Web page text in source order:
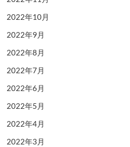
2022年10月
2022年9月
2022年8月
2022年7月
2022年6月
2022年5月
2022年4月
2022年3月